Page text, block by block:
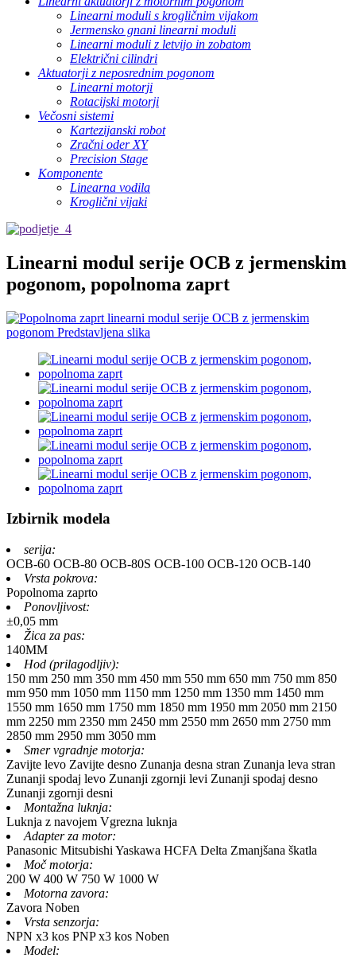
Linearni moduli s krogličnim vijakom
Jermensko gnani linearni moduli
Linearni moduli z letvijo in zobatom
Električni cilindri
Aktuatorji z neposrednim pogonom
Linearni motorji
Rotacijski motorji
Večosni sistemi
Kartezijanski robot
Zračni oder XY
Precision Stage
Komponente
Linearna vodila
Kroglični vijaki
Linearni modul serije OCB z jermenskim
pogonom, popolnoma zaprt
Izbirnik modela
serija:
OCB-60 OCB-80 OCB-80S OCB-100 OCB-120 OCB-140
Vrsta pokrova:
Popolnoma zaprto
Ponovljivost:
±0,05 mm
Žica za pas:
140MM
Hod (prilagodljiv):
150 mm 250 mm 350 mm 450 mm 550 mm 650 mm 750 mm 850
mm 950 mm 1050 mm 1150 mm 1250 mm 1350 mm 1450 mm
1550 mm 1650 mm 1750 mm 1850 mm 1950 mm 2050 mm 2150
mm 2250 mm 2350 mm 2450 mm 2550 mm 2650 mm 2750 mm
2850 mm 2950 mm 3050 mm
Smer vgradnje motorja:
Zavijte levo Zavijte desno Zunanja desna stran Zunanja leva stran
Zunanji spodaj levo Zunanji zgornji levi Zunanji spodaj desno
Zunanji zgornji desni
Montažna luknja:
Luknja z navojem Vgrezna luknja
Adapter za motor:
Panasonic Mitsubishi Yaskawa HCFA Delta Zmanjšana škatla
Moč motorja:
200 W 400 W 750 W 1000 W
Motorna zavora:
Zavora Noben
Vrsta senzorja:
NPN x3 kos PNP x3 kos Noben
Model: